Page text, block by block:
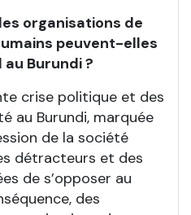
organisations de
peuvent-elles
Burundi ?
crise politique et des
au Burundi, marquée
de la société
détracteurs et des
de s’opposer au
des